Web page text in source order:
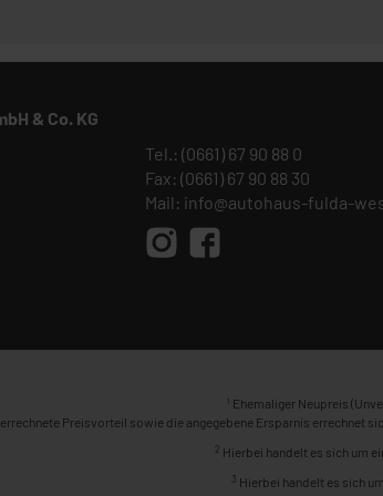
& Co. KG
Tel.: (0661) 67 90 88 0
Fax: (0661) 67 90 88 30
Mail: info@autohaus-fulda-
1 Ehemaliger Neupreis
errechnete Preisvorteil sowie die angegebene Ersparnis errechnet
2 Hierbei handelt es sich um
3 Hierbei handelt es sich